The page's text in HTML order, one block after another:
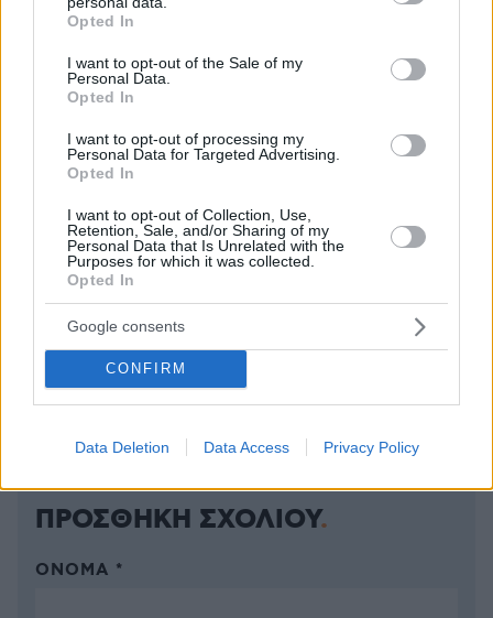
grant or deny consent to Google and its third-party tags to
use your data for below specified purposes in below Google
consent section.
Opted In
I want to opt-out of the Sale of my
Personal Data.
Opted In
I want to opt-out of processing my
Personal Data for Targeted Advertising.
Opted In
I want to opt-out of Collection, Use,
Retention, Sale, and/or Sharing of my
Personal Data that Is Unrelated with the
Purposes for which it was collected.
Opted In
Google consents
CONFIRM
Data Deletion Data Access Privacy Policy
ΠΡΟΣΘΗΚΗ ΣΧΟΛΙΟΥ
03.09.2021, 11:47
//ΤΕΙΧΟΣ ΑΝΟΗΣΙΑΣ// ΣΕ ΜΕΤΑΛΛΑΣΟΜΕΝΟΥΣ
ΑΠΑΝΤΗΣΗ
Οταν η κομματική σου
Ταυτότητα και η οποία επιστημονική σου άποψη είναι
αλληλοεξαρτομενες λέγεσαι Μαγιορκινης, αυτός
ούτε τον εαυτό του δεν μπορεί να πείσει, θα πείσει
ΑΠΑΝΤΗΣΗ
ΠΡΟΣΘΗΚΗ ΣΧΟΛΙΟΥ
ΌΝΟΜΑ *